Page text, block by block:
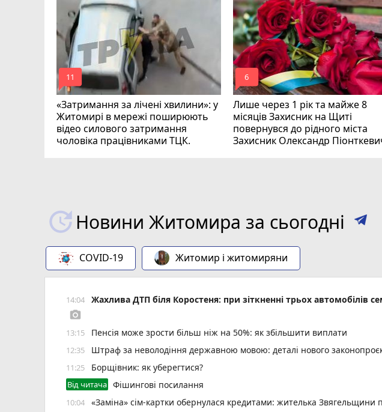
«Затримання за лічені хвилини»: у
Житомирі в мережі поширюють
відео силового затримання
чоловіка працівниками ТЦК.
mode_comment
11
Лише через 1 рік та майже 8
місяців Захисник на Щиті
повернувся до рідного міста
Захисник Олександр
mode_comment
6
Новини Житомира за сьогодні
COVID-19 Житомир і житомиряни
14:04 Жахлива ДТП біля Коростеня: при зіткненні трьох автомобілів
photo_camera
13:15 Пенсія може зрости більш ніж на 50%: як збільшити виплати
12:35 Штраф за неволодіння державною мовою: деталі нового
11:25 Борщівник: як уберегтися?
Від читача Фішингові посилання
10:04 «Заміна» сім-картки обернулася кредитами: жителька Звягельщини